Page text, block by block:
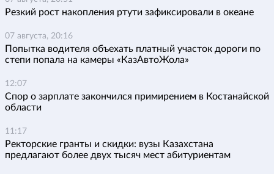
Резкий рост накопления ртути зафиксировали в океане
07 августа, 20:16
Попытка водителя объехать платный участок дороги по
степи попала на камеры «КазАвтоЖола»
12:07
Спор о зарплате закончился примирением в Костанайской
области
11:17
Ректорские гранты и скидки: вузы Казахстана
предлагают более двух тысяч мест абитуриентам